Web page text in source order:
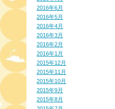
2016年6月
2016年5月
2016年4月
2016年3月
2016年2月
2016年1月
2015年12月
2015年11月
2015年10月
2015年9月
2015年8月